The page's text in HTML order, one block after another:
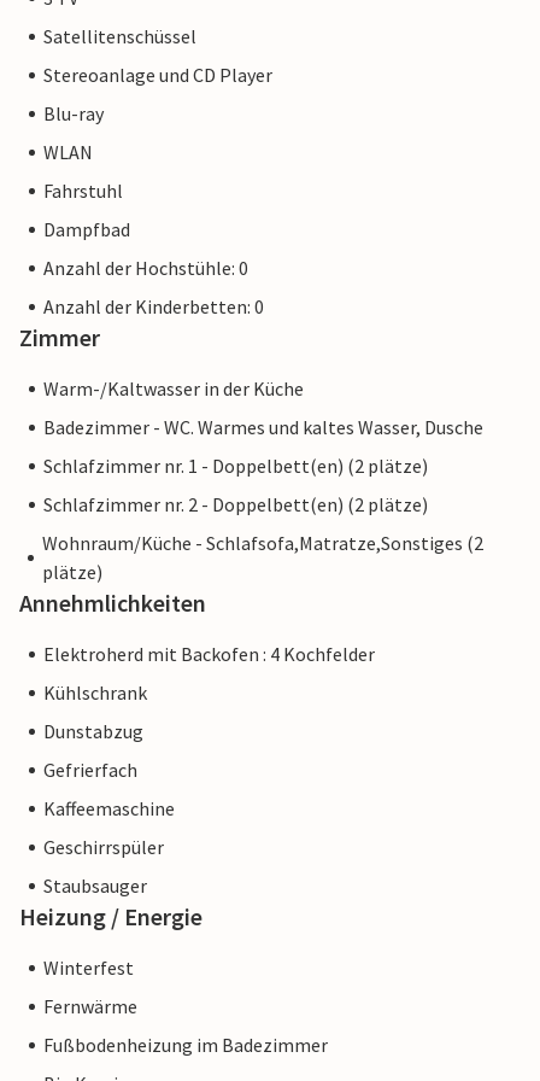
können Sie direkt vor Ort buchen. Auch weitere
Ostseebäder sowie die Hansestädte Lübeck und Hamburg
sind für einen Ausflug gut zu erreichen.
vor dem High End einmal im Jahr (ca. Ende Juli) in ein
großes Familienfest mit Segelsport, Gastronomie und
Bühnenprogramm. Als Gast im High End sind Sie also
direkt vor der Haustür genießen.
Satellitenschüssel
Stereoanlage und CD Player
Blu-ray
WLAN
Fahrstuhl
Dampfbad
Anzahl der Hochstühle: 0
Anzahl der Kinderbetten: 0
Zimmer
Warm-/Kaltwasser in der Küche
Badezimmer - WC. Warmes und kaltes Wasser, Dusche
Schlafzimmer nr. 1 - Doppelbett(en) (2 plätze)
Schlafzimmer nr. 2 - Doppelbett(en) (2 plätze)
Wohnraum/Küche - Schlafsofa,Matratze,Sonstiges (2
plätze)
Annehmlichkeiten
Elektroherd mit Backofen : 4 Kochfelder
Kühlschrank
Dunstabzug
Gefrierfach
Kaffeemaschine
Geschirrspüler
Staubsauger
Heizung / Energie
Winterfest
Fernwärme
Fußbodenheizung im Badezimmer